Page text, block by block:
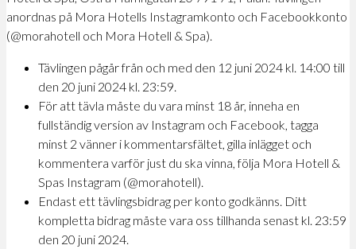
anordnas på Mora Hotells Instagramkonto och Facebookkonto
(@morahotell och Mora Hotell & Spa).
Tävlingen pågår från och med den 12 juni 2024 kl. 14:00 till
den 20 juni 2024 kl. 23:59.
För att tävla måste du vara minst 18 år, inneha en
fullständig version av Instagram och Facebook, tagga
minst 2 vänner i kommentarsfältet, gilla inlägget och
kommentera varför just du ska vinna, följa Mora Hotell &
Spas Instagram (@morahotell).
Endast ett tävlingsbidrag per konto godkänns. Ditt
kompletta bidrag måste vara oss tillhanda senast kl. 23:59
den 20 juni 2024.